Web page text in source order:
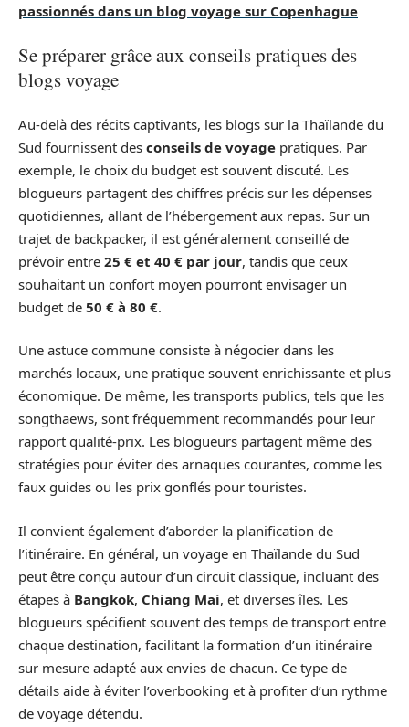
passionnés dans un blog voyage sur Copenhague
Se préparer grâce aux conseils pratiques des
blogs voyage
Au-delà des récits captivants, les blogs sur la Thaïlande du
Sud fournissent des conseils de voyage pratiques. Par
exemple, le choix du budget est souvent discuté. Les
blogueurs partagent des chiffres précis sur les dépenses
quotidiennes, allant de l’hébergement aux repas. Sur un
trajet de backpacker, il est généralement conseillé de
prévoir entre 25 € et 40 € par jour, tandis que ceux
souhaitant un confort moyen pourront envisager un
budget de 50 € à 80 €.
Une astuce commune consiste à négocier dans les
marchés locaux, une pratique souvent enrichissante et plus
économique. De même, les transports publics, tels que les
songthaews, sont fréquemment recommandés pour leur
rapport qualité-prix. Les blogueurs partagent même des
stratégies pour éviter des arnaques courantes, comme les
faux guides ou les prix gonflés pour touristes.
Il convient également d’aborder la planification de
l’itinéraire. En général, un voyage en Thaïlande du Sud
peut être conçu autour d’un circuit classique, incluant des
étapes à Bangkok, Chiang Mai, et diverses îles. Les
blogueurs spécifient souvent des temps de transport entre
chaque destination, facilitant la formation d’un itinéraire
sur mesure adapté aux envies de chacun. Ce type de
détails aide à éviter l’overbooking et à profiter d’un rythme
de voyage détendu.